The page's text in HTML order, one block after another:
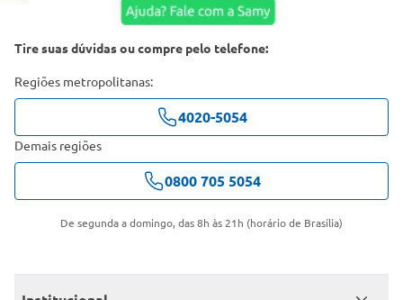
Tire suas dúvidas ou compre pelo telefone:
Regiões metropolitanas:
4020-5054
Demais regiões
0800 705 5054
De segunda a domingo, das 8h às 21h (horário de Brasília)